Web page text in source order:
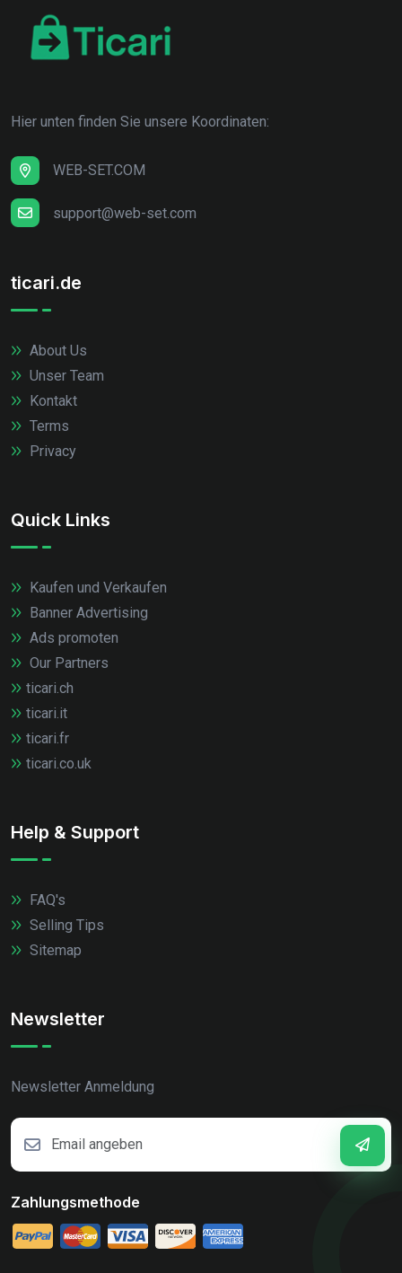
Hier unten finden Sie unsere Koordinaten:
WEB-SET.COM
support@web-set.com
ticari.de
About Us
Unser Team
Kontakt
Terms
Privacy
Quick Links
Kaufen und Verkaufen
Banner Advertising
Ads promoten
Our Partners
ticari.ch
ticari.it
ticari.fr
ticari.co.uk
Help & Support
FAQ's
Selling Tips
Sitemap
Newsletter
Newsletter Anmeldung
Zahlungsmethode